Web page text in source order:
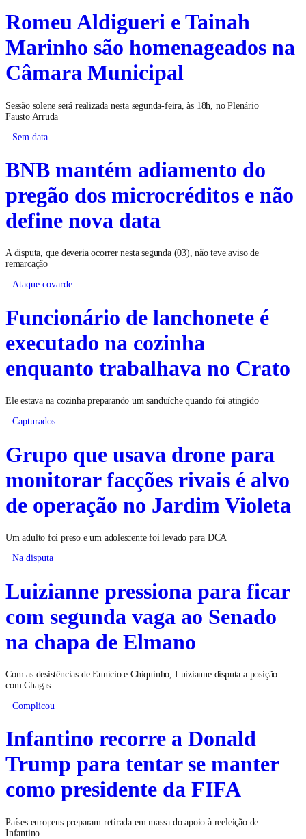
Romeu Aldigueri e Tainah
Marinho são homenageados na
Câmara Municipal
Sessão solene será realizada nesta segunda-feira, às 18h, no Plenário
Fausto Arruda
Sem data
BNB mantém adiamento do
pregão dos microcréditos e não
define nova data
A disputa, que deveria ocorrer nesta segunda (03), não teve aviso de
remarcação
Ataque covarde
Funcionário de lanchonete é
executado na cozinha
enquanto trabalhava no Crato
Ele estava na cozinha preparando um sanduíche quando foi atingido
Capturados
Grupo que usava drone para
monitorar facções rivais é alvo
de operação no Jardim Violeta
Um adulto foi preso e um adolescente foi levado para DCA
Na disputa
Luizianne pressiona para ficar
com segunda vaga ao Senado
na chapa de Elmano
Com as desistências de Eunício e Chiquinho, Luizianne disputa a posição
com Chagas
Complicou
Infantino recorre a Donald
Trump para tentar se manter
como presidente da FIFA
Países europeus preparam retirada em massa do apoio à reeleição de
Infantino